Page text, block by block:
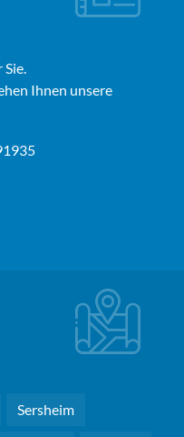
Ihnen unsere
Sersheim